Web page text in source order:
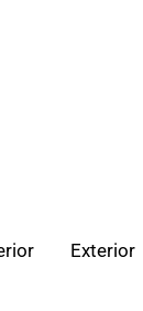
Exterior